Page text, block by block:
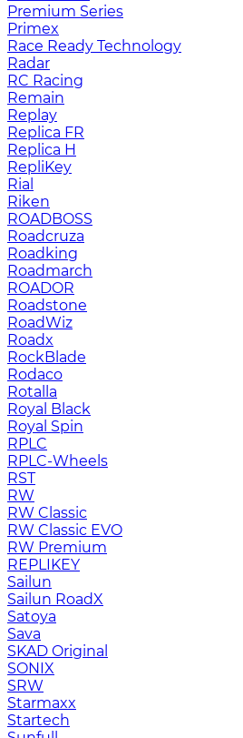
Premium Series
Primex
Race Ready Technology
Radar
RC Racing
Remain
Replay
Replica FR
Replica H
RepliKey
Rial
Riken
ROADBOSS
Roadcruza
Roadking
Roadmarch
ROADOR
Roadstone
RoadWiz
Roadx
RockBlade
Rodaco
Rotalla
Royal Black
Royal Spin
RPLC
RPLC-Wheels
RST
RW
RW Classic
RW Classic EVO
RW Premium
RЕPLIKEY
Sailun
Sailun RoadX
Satoya
Sava
SKAD Original
SONIX
SRW
Starmaxx
Startech